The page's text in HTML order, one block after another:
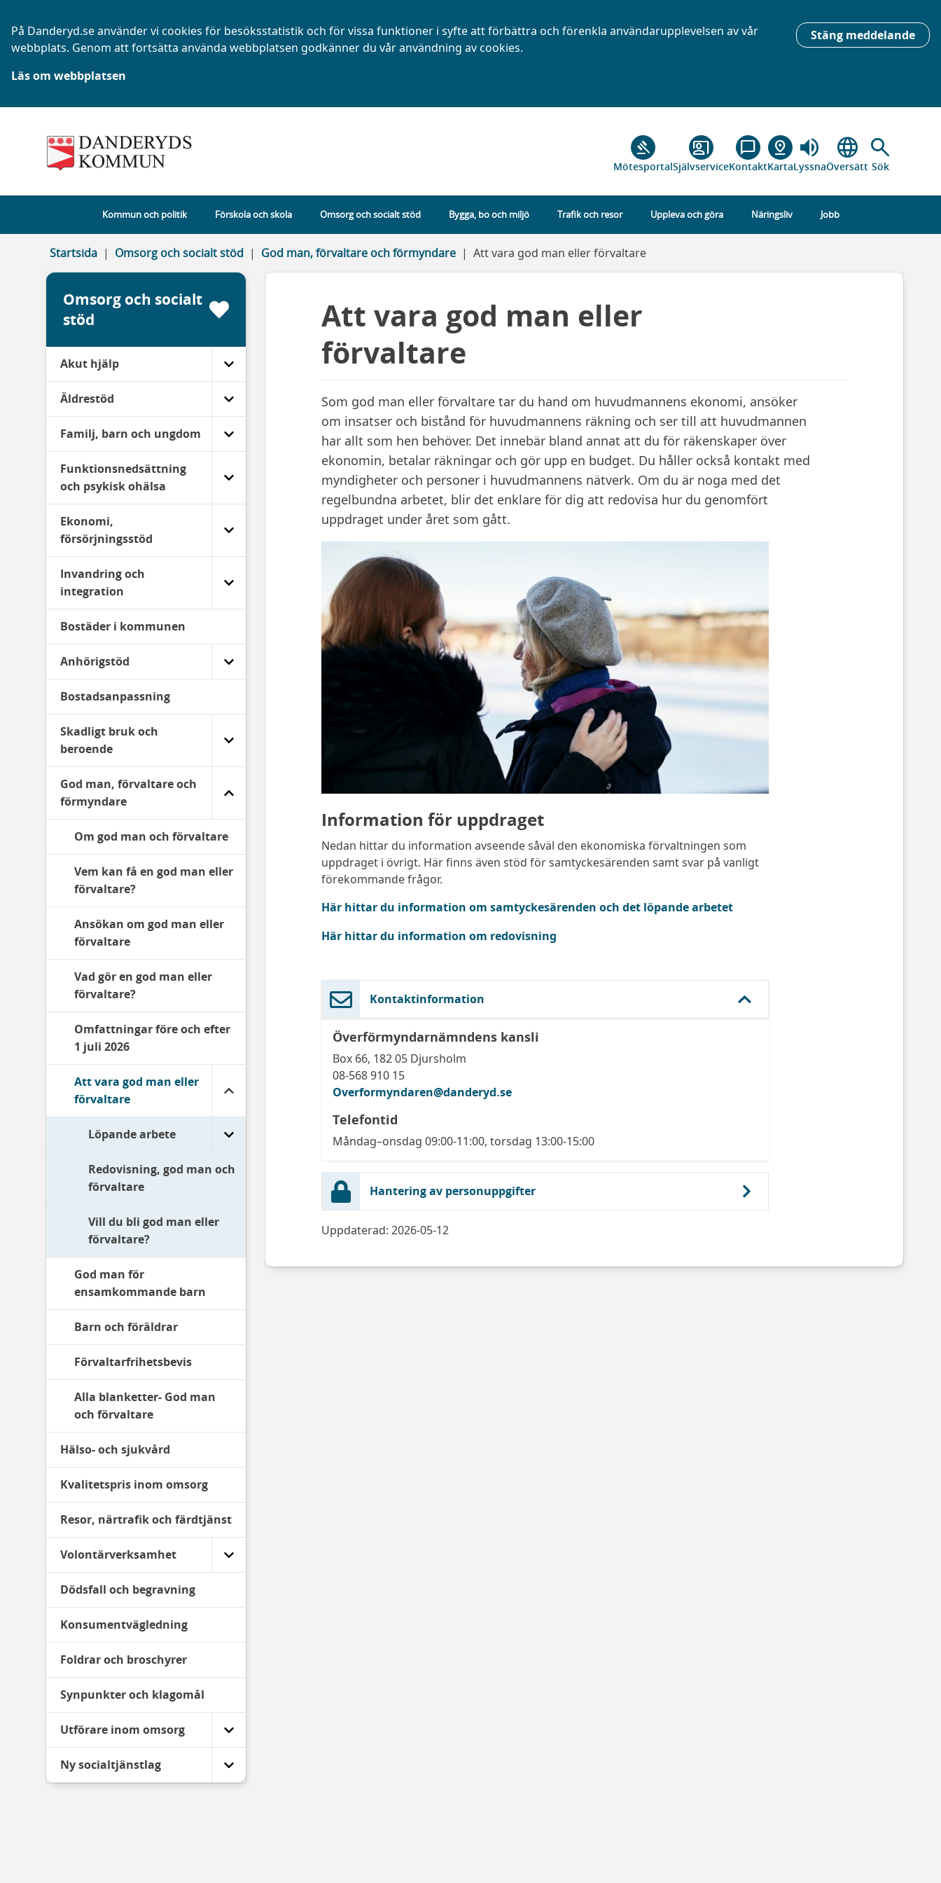
Stäng meddelande
På Danderyd.se använder vi cookies för besöksstatistik och för vissa funktioner i syfte att förbättra och förenkla användarupplevelsen av vår
webbplats. Genom att fortsätta använda webbplatsen godkänner du vår användning av cookies.
Läs om webbplatsen
gavel
Mötesportal
co_present
Självservice
chat_bubble_outline
Kontakt
pin_drop
Karta
volume_up
Lyssna
language
Översätt
search
Sök
Kommun och politik Förskola och skola Omsorg och socialt stöd Bygga, bo och miljö Trafik och resor Uppleva och göra Näringsliv Jobb
Startsida Omsorg och socialt stöd God man, förvaltare och förmyndare Att vara god man eller förvaltare
Att vara god man eller
förvaltare
Som god man eller förvaltare tar du hand om huvudmannens ekonomi, ansöker
om insatser och bistånd för huvudmannens räkning och ser till att huvudmannen
har allt som hen behöver. Det innebär bland annat att du för räkenskaper över
ekonomin, betalar räkningar och gör upp en budget. Du håller också kontakt med
myndigheter och personer i huvudmannens nätverk. Om du är noga med det
regelbundna arbetet, blir det enklare för dig att redovisa hur du genomfört
uppdraget under året som gått.
Information för uppdraget
Nedan hittar du information avseende såväl den ekonomiska förvaltningen som
uppdraget i övrigt. Här finns även stöd för samtyckesärenden samt svar på vanligt
förekommande frågor.
Här hittar du information om samtyckesärenden och det löpande arbetet
Här hittar du information om redovisning
Kontaktinformation
Överförmyndarnämndens kansli
Box 66, 182 05 Djursholm
08-568 910 15
Overformyndaren@danderyd.se
Telefontid
Måndag–onsdag 09:00-11:00, torsdag 13:00-15:00
Hantering av personuppgifter
Uppdaterad: 2026-05-12
Omsorg och socialt
stöd
Akut hjälp
Äldrestöd
Familj, barn och ungdom
Funktionsnedsättning
och psykisk ohälsa
Ekonomi,
försörjningsstöd
Invandring och
integration
Bostäder i kommunen
Anhörigstöd
Bostadsanpassning
Skadligt bruk och
beroende
God man, förvaltare och
förmyndare
Om god man och förvaltare
Vem kan få en god man eller
förvaltare?
Ansökan om god man eller
förvaltare
Vad gör en god man eller
förvaltare?
Omfattningar före och efter
1 juli 2026
Att vara god man eller
förvaltare
Löpande arbete
Redovisning, god man och
förvaltare
Vill du bli god man eller
förvaltare?
God man för
ensamkommande barn
Barn och föräldrar
Förvaltarfrihetsbevis
Alla blanketter- God man
och förvaltare
Hälso- och sjukvård
Kvalitetspris inom omsorg
Resor, närtrafik och färdtjänst
Volontärverksamhet
Dödsfall och begravning
Konsumentvägledning
Foldrar och broschyrer
Synpunkter och klagomål
Utförare inom omsorg
Ny socialtjänstlag